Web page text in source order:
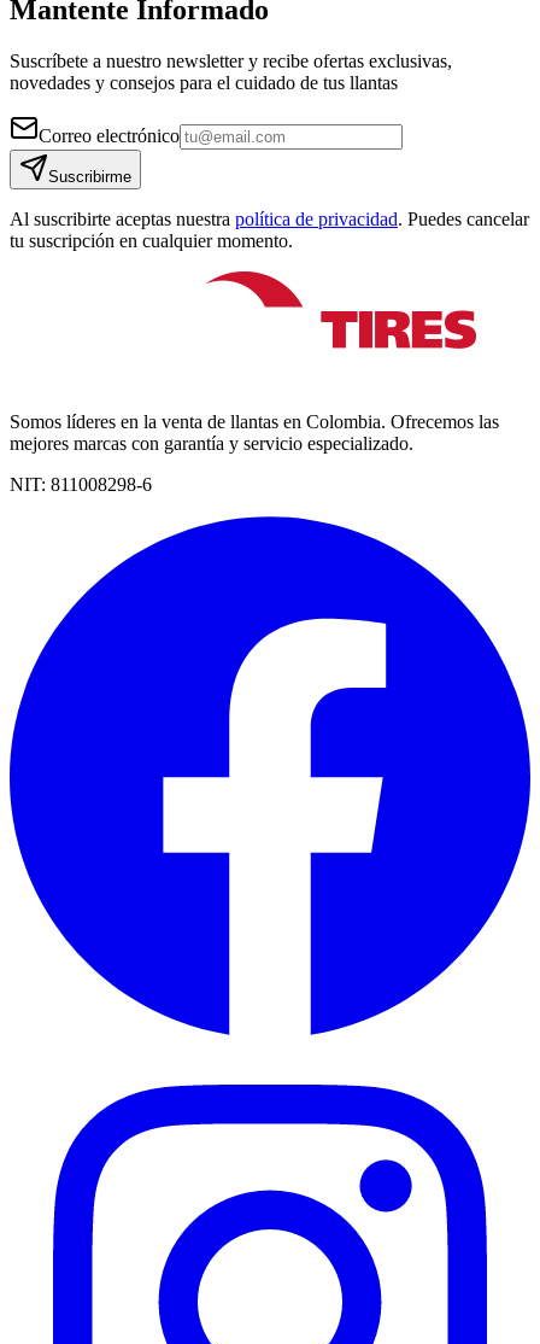
Mantente Informado
Suscríbete a nuestro newsletter y recibe ofertas exclusivas,
novedades y consejos para el cuidado de tus llantas
Correo electrónico
Suscribirme
Al suscribirte aceptas nuestra política de privacidad. Puedes cancelar
tu suscripción en cualquier momento.
Somos líderes en la venta de llantas en Colombia. Ofrecemos las
mejores marcas con garantía y servicio especializado.
NIT: 811008298-6